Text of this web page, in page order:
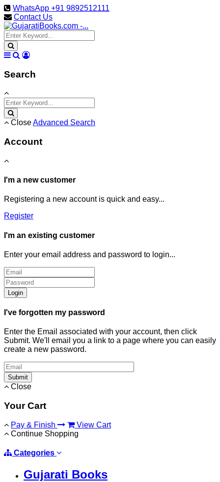
WhatsApp +91 9892512111
Contact Us
Search
CloseAdvanced Search
Account
I'm a new customer
Registering a new account is quick and easy...
Register
I'm an existing customer
Enter your email address and password to login...
Login
I've forgotten my password
Enter the Email associated with your account, then click
Submit. We'll email you a link to a page where you can easily
create a new password.
Submit
Close
Your Cart
Pay & Finish
View Cart
Continue Shopping
Categories
Gujarati Books